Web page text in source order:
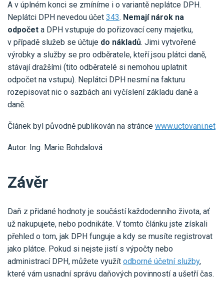
A v úplném konci se zmíníme i o variantě neplátce DPH.
Neplátci DPH nevedou účet 343. Nemají nárok na
odpočet a DPH vstupuje do pořizovací ceny majetku,
v případě služeb se účtuje do nákladů. Jimi vytvořené
výrobky a služby se pro odběratele, kteří jsou plátci daně,
stávají dražšími (tito odběratelé si nemohou uplatnit
odpočet na vstupu). Neplátci DPH nesmí na fakturu
rozepisovat nic o sazbách ani vyčíslení základu daně a
daně.
Článek byl původně publikován na stránce www.uctovani.net
Autor: Ing. Marie Bohdalová
Závěr
Daň z přidané hodnoty je součástí každodenního života, ať
už nakupujete, nebo podnikáte. V tomto článku jste získali
přehled o tom, jak DPH funguje a kdy se musíte registrovat
jako plátce. Pokud si nejste jistí s výpočty nebo
administrací DPH, můžete využít odborné účetní služby,
které vám usnadní správu daňových povinností a ušetří čas.